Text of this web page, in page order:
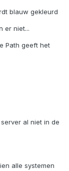
blauw gekleurd
er niet...
Path geeft het
al niet in de
alle systemen